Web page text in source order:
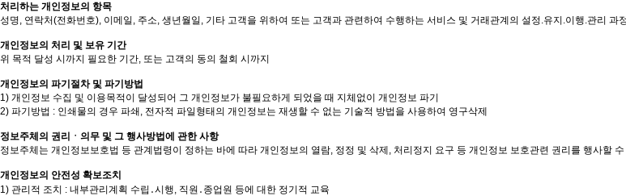
처리하는 개인정보의 항목
성명, 연락처(전화번호), 이메일, 주소, 생년월일, 기타 고객을 위하여 또는 고객과 관련하여 수행하는 서비스 및 거래관계의 설정.유지.이행.관리 과
개인정보의 처리 및 보유 기간
위 목적 달성 시까지 필요한 기간, 또는 고객의 동의 철회 시까지
개인정보의 파기절차 및 파기방법
1) 개인정보 수집 및 이용목적이 달성되어 그 개인정보가 불필요하게 되었을 때 지체없이 개인정보 파기
2) 파기방법 : 인쇄물의 경우 파쇄, 전자적 파일형태의 개인정보는 재생할 수 없는 기술적 방법을 사용하여 영구삭제
정보주체의 권리ㆍ의무 및 그 행사방법에 관한 사항
정보주체는 개인정보보호법 등 관계법령이 정하는 바에 따라 개인정보의 열람, 정정 및 삭제, 처리정지 요구 등 개인정보 보호관련 권리를 행사할 수
개인정보의 안전성 확보조치
1) 관리적 조치 : 내부관리계획 수립․시행, 직원․종업원 등에 대한 정기적 교육